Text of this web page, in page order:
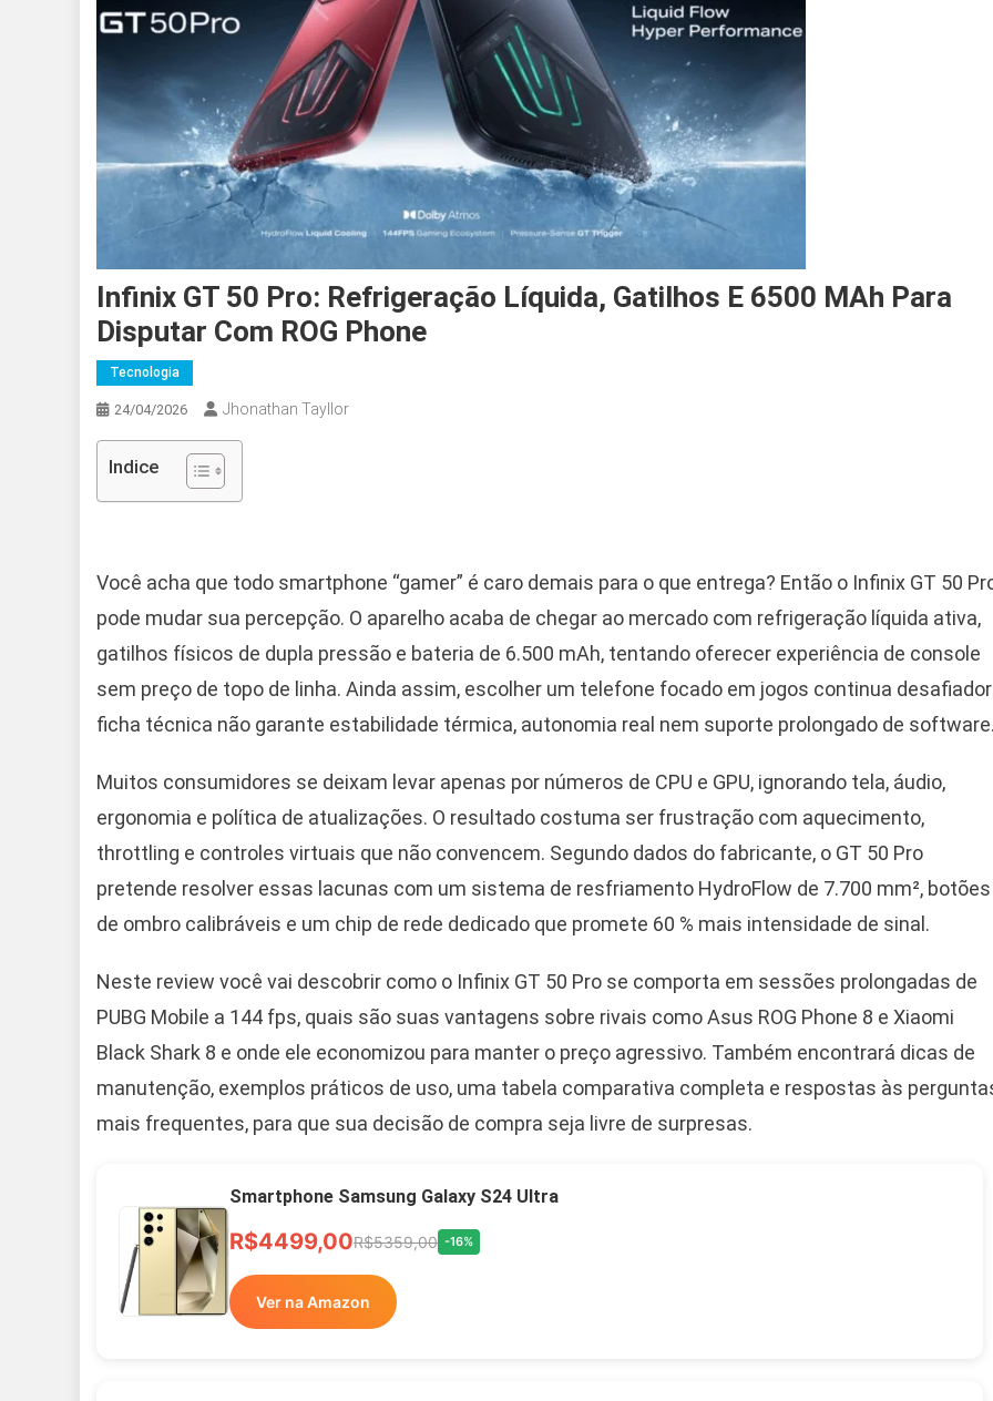
Infinix GT 50 Pro: Refrigeração Líquida, Gatilhos E 6500 MAh Para
Disputar Com ROG Phone
Tecnologia
24/04/2026 Jhonathan Tayllor
Indice
Você acha que todo smartphone “gamer” é caro demais para o que entrega? Então o Infinix GT 50
pode mudar sua percepção. O aparelho acaba de chegar ao mercado com refrigeração líquida ativa,
gatilhos físicos de dupla pressão e bateria de 6.500 mAh, tentando oferecer experiência de console
sem preço de topo de linha. Ainda assim, escolher um telefone focado em jogos continua
ficha técnica não garante estabilidade térmica, autonomia real nem suporte prolongado de software.
Muitos consumidores se deixam levar apenas por números de CPU e GPU, ignorando tela, áudio,
ergonomia e política de atualizações. O resultado costuma ser frustração com aquecimento,
throttling e controles virtuais que não convencem. Segundo dados do fabricante, o GT 50 Pro
pretende resolver essas lacunas com um sistema de resfriamento HydroFlow de 7.700 mm², botões
de ombro calibráveis e um chip de rede dedicado que promete 60 % mais intensidade de sinal.
Neste review você vai descobrir como o Infinix GT 50 Pro se comporta em sessões prolongadas de
PUBG Mobile a 144 fps, quais são suas vantagens sobre rivais como Asus ROG Phone 8 e Xiaomi
Black Shark 8 e onde ele economizou para manter o preço agressivo. Também encontrará dicas de
manutenção, exemplos práticos de uso, uma tabela comparativa completa e respostas às
mais frequentes, para que sua decisão de compra seja livre de surpresas.
Smartphone Samsung Galaxy S24 Ultra
R$4499,00R$5359,00 -16%
Ver na Amazon